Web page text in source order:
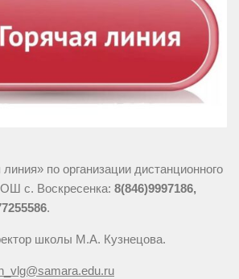
по организации дистанционного
с. Воскресенка: 8(846)9997186,
.
школы М.А. Кузнецова.